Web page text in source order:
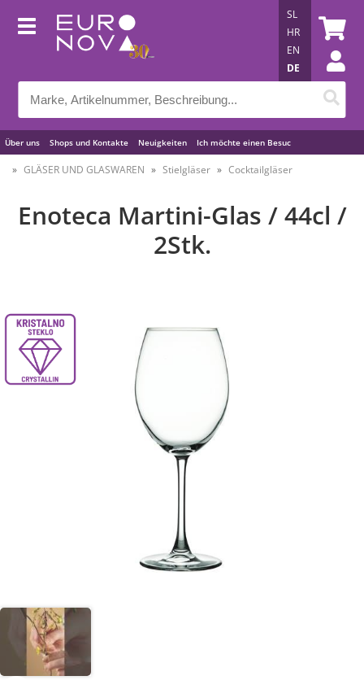
Über uns Shops und Kontakte Neuigkeiten Ich möchte einen Besuc
Nützliche Tipps
SL
HR
EN
DE
GLÄSER UND GLASWAREN Stielgläser Cocktailgläser
Enoteca Martini-Glas / 44cl /
2Stk.